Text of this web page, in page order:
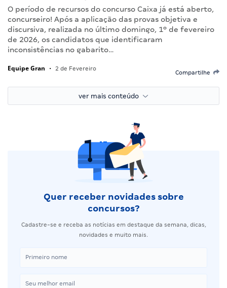
O período de recursos do concurso Caixa já está aberto,
concurseiro! Após a aplicação das provas objetiva e
discursiva, realizada no último domingo, 1º de fevereiro
de 2026, os candidatos que identificaram
inconsistências no gabarito…
Equipe Gran • 2 de Fevereiro
Compartilhe
ver mais conteúdo
Quer receber novidades sobre
concursos?
Cadastre-se e receba as notícias em destaque da semana, dicas,
novidades e muito mais.